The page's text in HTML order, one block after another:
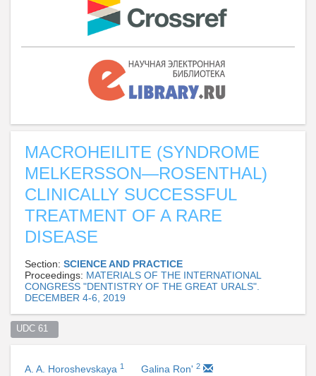
MACROHEILITE (SYNDROME
MELKERSSON―ROSENTHAL)
CLINICALLY SUCCESSFUL
TREATMENT OF A RARE
DISEASE
Section: SCIENCE AND PRACTICE
Proceedings: MATERIALS OF THE INTERNATIONAL
CONGRESS "DENTISTRY OF THE GREAT URALS".
DECEMBER 4-6, 2019
UDC 61
A. A. Horoshevskaya 1 Galina Ron' 2